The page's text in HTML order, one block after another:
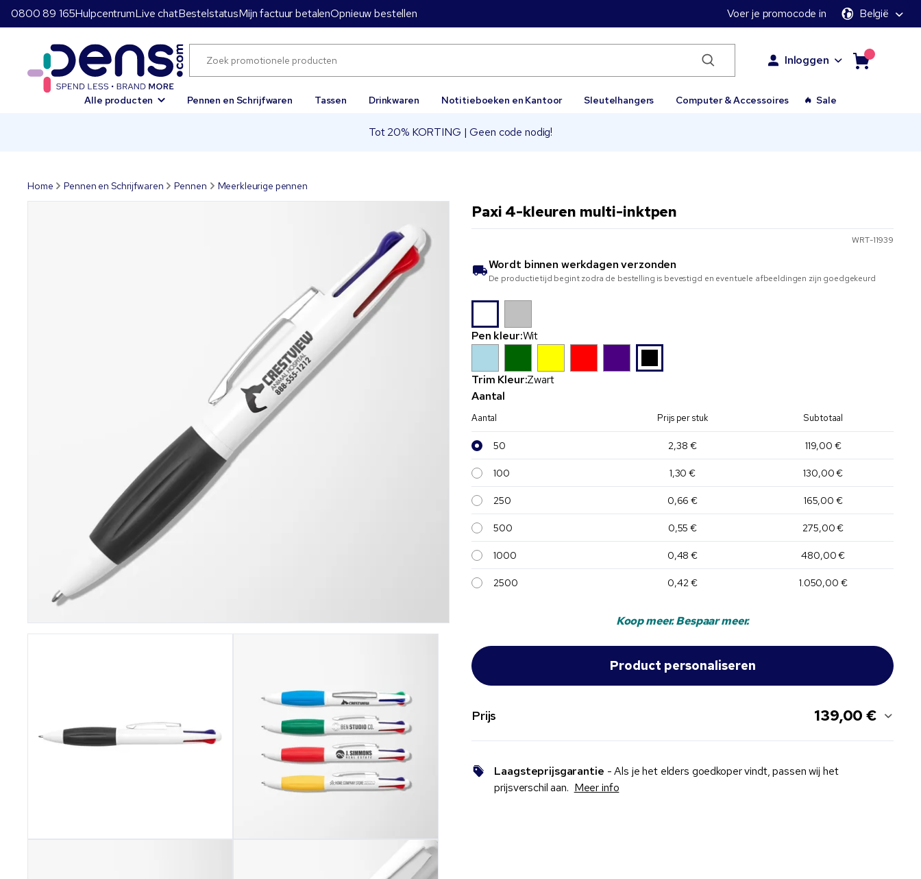
0800 89 165HulpcentrumLive chatBestelstatusMijn factuur betalenOpnieuw bestellen Voer je promocode in België
Inloggen
Alle producten Pennen en Schrijfwaren Tassen Drinkwaren Notitieboeken en Kantoor Sleutelhangers Computer & Accessoires Sale
Tot 20% KORTING | Geen code nodig!
Home Pennen en Schrijfwaren Pennen Meerkleurige pennen
Paxi 4-kleuren multi-inktpen
WRT-11939
Wordt binnen werkdagen verzonden
De productietijd begint zodra de bestelling is bevestigd en eventuele afbeeldingen zijn goedgekeurd
Pen kleur:Wit
Trim Kleur:Zwart
Aantal
Aantal Prijs per stuk Subtotaal
50 2,38 € 119,00 €
100 1,30 € 130,00 €
250 0,66 € 165,00 €
500 0,55 € 275,00 €
1000 0,48 € 480,00 €
2500 0,42 € 1.050,00 €
Koop meer. Bespaar meer.
Prijs 139,00 €
Laagsteprijsgarantie - Als je het elders goedkoper vindt, passen wij het
prijsverschil aan. Meer info